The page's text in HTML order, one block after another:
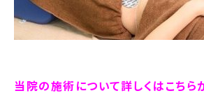
当院の施術について詳しくはこちら